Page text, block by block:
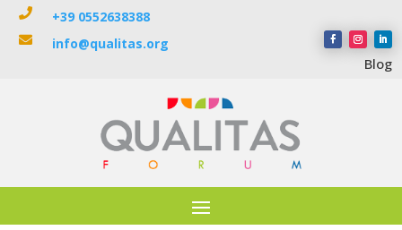
 +39 0552638388
 info@qualitas.org
Blog